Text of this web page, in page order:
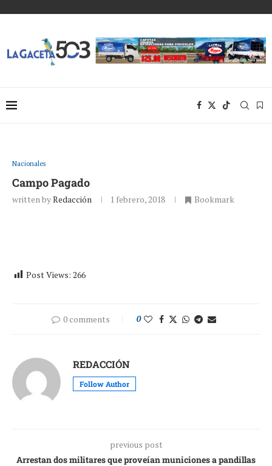
Nacionales
Campo Pagado
written byRedacción 1 febrero, 2018 Bookmark
Post Views: 266
0 comments 0
REDACCIÓN
Follow Author
previous post
Arrestan dos militares que proveían municiones a pandillas